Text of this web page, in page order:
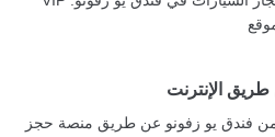
الإنترنت
من فندق يو زفونو عن طريق منصة حجز